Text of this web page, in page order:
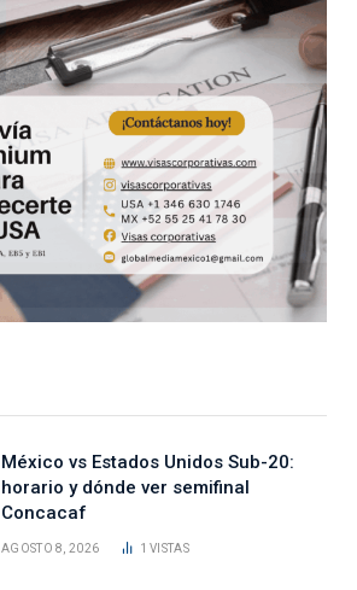
México vs Estados Unidos Sub-20:
horario y dónde ver semifinal
Concacaf
AGOSTO 8, 2026 1VISTAS